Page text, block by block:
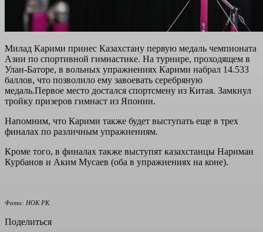
Милад Карими принес Казахстану первую медаль чемпионата
Азии по спортивной гимнастике. На турнире, проходящем в
Улан-Баторе, в вольных упражнениях Карими набрал 14.533
баллов, что позволило ему завоевать серебряную
медаль.Первое место достался спортсмену из Китая. Замкнул
тройку призеров гимнаст из Японии.
Напомним, что Карими также будет выступать еще в трех
финалах по различным упражнениям.
Кроме того, в финалах также выступят казахстанцы Нариман
Курбанов и Аким Мусаев (оба в упражнениях на коне).
Фото: НОК РК
Поделиться